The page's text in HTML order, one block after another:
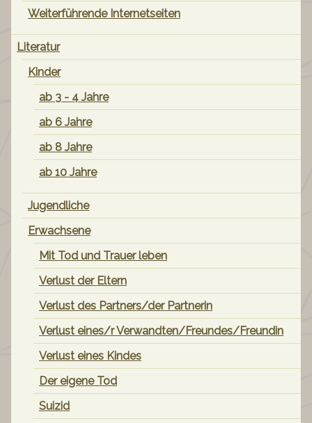
Weiterführende Internetseiten
Literatur
Kinder
ab 3 - 4 Jahre
ab 6 Jahre
ab 8 Jahre
ab 10 Jahre
Jugendliche
Erwachsene
Mit Tod und Trauer leben
Verlust der Eltern
Verlust des Partners/der Partnerin
Verlust eines/r Verwandten/Freundes/Freundin
Verlust eines Kindes
Der eigene Tod
Suizid